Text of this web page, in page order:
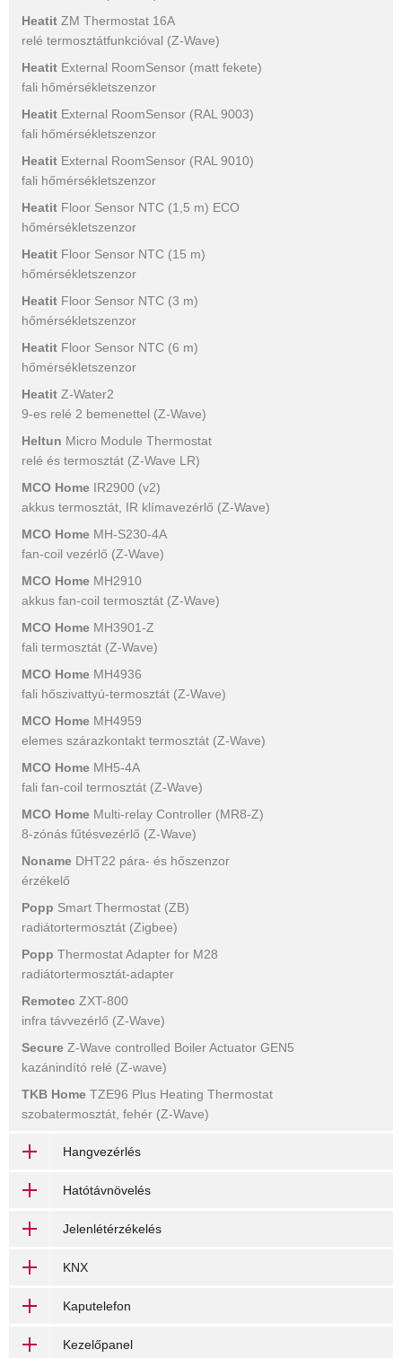
Heatit ZM Thermostat 16A
relé termosztátfunkcióval (Z-Wave)
Heatit External RoomSensor (matt fekete)
fali hőmérsékletszenzor
Heatit External RoomSensor (RAL 9003)
fali hőmérsékletszenzor
Heatit External RoomSensor (RAL 9010)
fali hőmérsékletszenzor
Heatit Floor Sensor NTC (1,5 m) ECO
hőmérsékletszenzor
Heatit Floor Sensor NTC (15 m)
hőmérsékletszenzor
Heatit Floor Sensor NTC (3 m)
hőmérsékletszenzor
Heatit Floor Sensor NTC (6 m)
hőmérsékletszenzor
Heatit Z-Water2
9-es relé 2 bemenettel (Z-Wave)
Heltun Micro Module Thermostat
relé és termosztát (Z-Wave LR)
MCO Home IR2900 (v2)
akkus termosztát, IR klímavezérlő (Z-Wave)
MCO Home MH-S230-4A
fan-coil vezérlő (Z-Wave)
MCO Home MH2910
akkus fan-coil termosztát (Z-Wave)
MCO Home MH3901-Z
fali termosztát (Z-Wave)
MCO Home MH4936
fali hőszivattyú-termosztát (Z-Wave)
MCO Home MH4959
elemes szárazkontakt termosztát (Z-Wave)
MCO Home MH5-4A
fali fan-coil termosztát (Z-Wave)
MCO Home Multi-relay Controller (MR8-Z)
8-zónás fűtésvezérlő (Z-Wave)
Noname DHT22 pára- és hőszenzor
érzékelő
Popp Smart Thermostat (ZB)
radiátortermosztát (Zigbee)
Popp Thermostat Adapter for M28
radiátortermosztát-adapter
Remotec ZXT-800
infra távvezérlő (Z-Wave)
Secure Z-Wave controlled Boiler Actuator GEN5
kazánindító relé (Z-wave)
TKB Home TZE96 Plus Heating Thermostat
szobatermosztát, fehér (Z-Wave)
Hangvezérlés
Hatótávnövelés
Jelenlétérzékelés
KNX
Kaputelefon
Kezelőpanel